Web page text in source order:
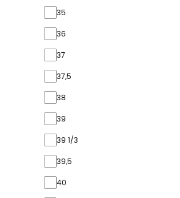
rozmiar
35
36
37
37,5
38
39
39 1/3
39,5
40